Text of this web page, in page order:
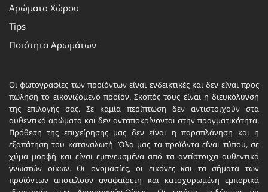
Αρώματα Χώρου
Tips
Ποιότητα Αρωμάτων
Οι φωτογραφίες των προϊόντων είναι ενδεικτικές και δεν είναι προς
πώληση το εικονιζόμενο προϊόν. Σκοπός τους είναι η διευκόλυνση
της επιλογής σας. Σε καμία περίπτωση δεν αντιστοιχούν στα
αυθεντικά αρώματα και δεν ανταποκρίνονται στην πραγματικότητα.
Πρόθεση της επιχείρησης μας δεν είναι η παραπλάνηση και η
εξαπάτηση του καταναλωτή. Όλα μας τα προϊόντα είναι τύπου, σε
χύμα μορφή και είναι εμπνευσμένα από τα αντίστοιχα αυθεντικά
γνωστών οίκων. Οι ονομασίες, οι εικόνες και τα σήματα των
προϊόντων αποτελούν αναφαίρετη και κατοχυρωμένη εμπορικά